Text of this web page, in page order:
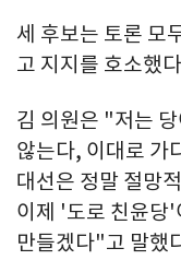
세 후보는 토론 모
고 지지를 호소했
김 의원은 "저는
않는다, 이대로 가
대선은 정말 절망
이제 '도로 친윤당'
만들겠다"고 말했